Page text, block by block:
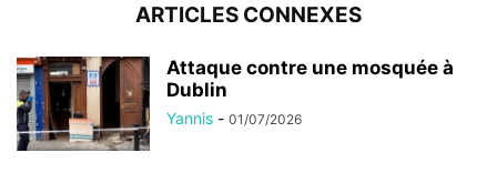
ARTICLES CONNEXES
Attaque contre une mosquée à
Dublin
Yannis - 01/07/2026